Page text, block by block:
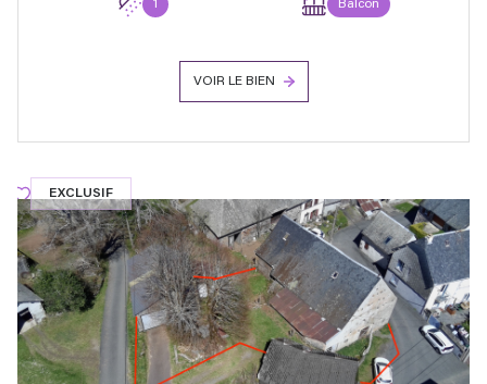
1 Balcon
VOIR LE BIEN
EXCLUSIF